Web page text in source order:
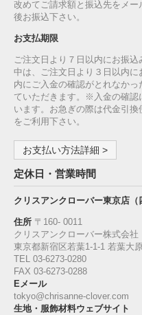
改めてご請求額と振込先をメ
後お振込下さい。
お支払期限
ご注文日より７日以内にお振
中は、ご注文日より３日以内
内にご入金の確認がとれなか
ていただきます。※入金の確認
います。お急ぎの際は代金引
をご利用下さい。
お支払い方法詳細 >
定休日・営業時間
クリスアンクローバー東京店（
住所 〒160‐ 0011
クリスアンクローバー株式会社
東京都新宿区若葉1‐1-1 若葉大
TEL 03-6273-0280
FAX 03-6273-0288
Eメール
tokyo@chrisanne-clover.com
生地・服飾材料ウェブサイト